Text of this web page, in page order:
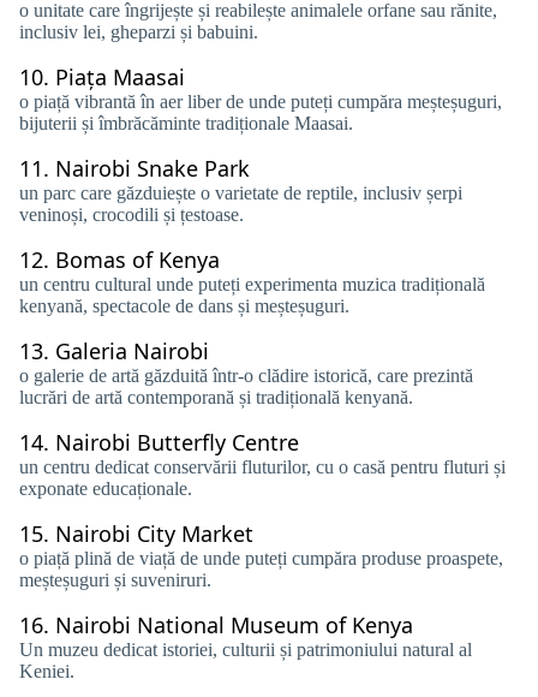
o unitate care îngrijește și reabilește animalele orfane sau rănite,
inclusiv lei, gheparzi și babuini.
10. Piața Maasai
o piață vibrantă în aer liber de unde puteți cumpăra meșteșuguri,
bijuterii și îmbrăcăminte tradiționale Maasai.
11. Nairobi Snake Park
un parc care găzduiește o varietate de reptile, inclusiv șerpi
veninoși, crocodili și țestoase.
12. Bomas of Kenya
un centru cultural unde puteți experimenta muzica tradițională
kenyană, spectacole de dans și meșteșuguri.
13. Galeria Nairobi
o galerie de artă găzduită într-o clădire istorică, care prezintă
lucrări de artă contemporană și tradițională kenyană.
14. Nairobi Butterfly Centre
un centru dedicat conservării fluturilor, cu o casă pentru fluturi și
exponate educaționale.
15. Nairobi City Market
o piață plină de viață de unde puteți cumpăra produse proaspete,
meșteșuguri și suveniruri.
16. Nairobi National Museum of Kenya
Un muzeu dedicat istoriei, culturii și patrimoniului natural al
Keniei.